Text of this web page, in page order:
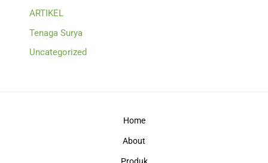
ARTIKEL
Tenaga Surya
Uncategorized
Home
About